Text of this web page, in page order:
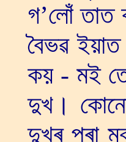
গ’লোঁ তাত
বৈভৱ
কয় - মই
দুখ। কোনো
দুখৰ পৰা